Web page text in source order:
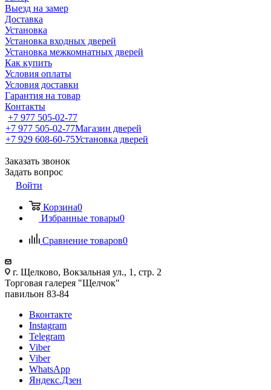
Выезд на замер
Доставка
Установка
Установка входных дверей
Установка межкомнатных дверей
Как купить
Условия оплаты
Условия доставки
Гарантия на товар
Контакты
+7 977 505-02-77
+7 977 505-02-77Магазин дверей
+7 929 608-60-75Установка дверей
Заказать звонок
Задать вопрос
Войти
Корзина0
Избранные товары0
Сравнение товаров0
г. Щелково, Вокзальная ул., 1, стр. 2
Торговая галерея "Щелчок"
павильон 83-84
Вконтакте
Instagram
Telegram
Viber
Viber
WhatsApp
Яндекс.Дзен